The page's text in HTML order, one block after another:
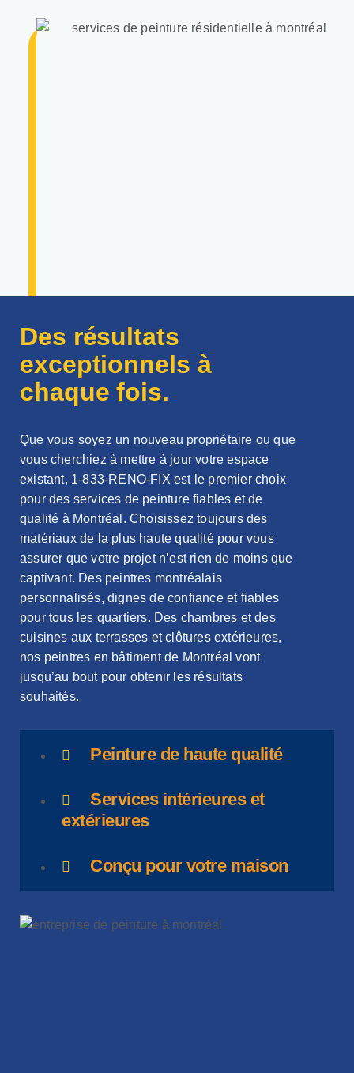
Des résultats
exceptionnels à
chaque fois.
Que vous soyez un nouveau propriétaire ou que
vous cherchiez à mettre à jour votre espace
existant, 1-833-RENO-FIX est le premier choix
pour des services de peinture fiables et de
qualité à Montréal. Choisissez toujours des
matériaux de la plus haute qualité pour vous
assurer que votre projet n’est rien de moins que
captivant. Des peintres montréalais
personnalisés, dignes de confiance et fiables
pour tous les quartiers. Des chambres et des
cuisines aux terrasses et clôtures extérieures,
nos peintres en bâtiment de Montréal vont
jusqu’au bout pour obtenir les résultats
souhaités.
Peinture de haute qualité
Services intérieures et
extérieures
Conçu pour votre maison